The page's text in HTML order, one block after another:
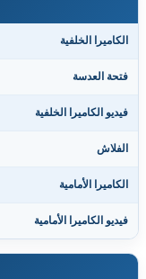
الخلفية
العدسة
الكاميرا الخلفية
الأمامية
الكاميرا الأمامية